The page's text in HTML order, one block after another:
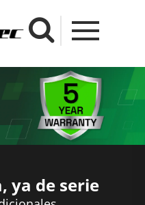
ya de serie